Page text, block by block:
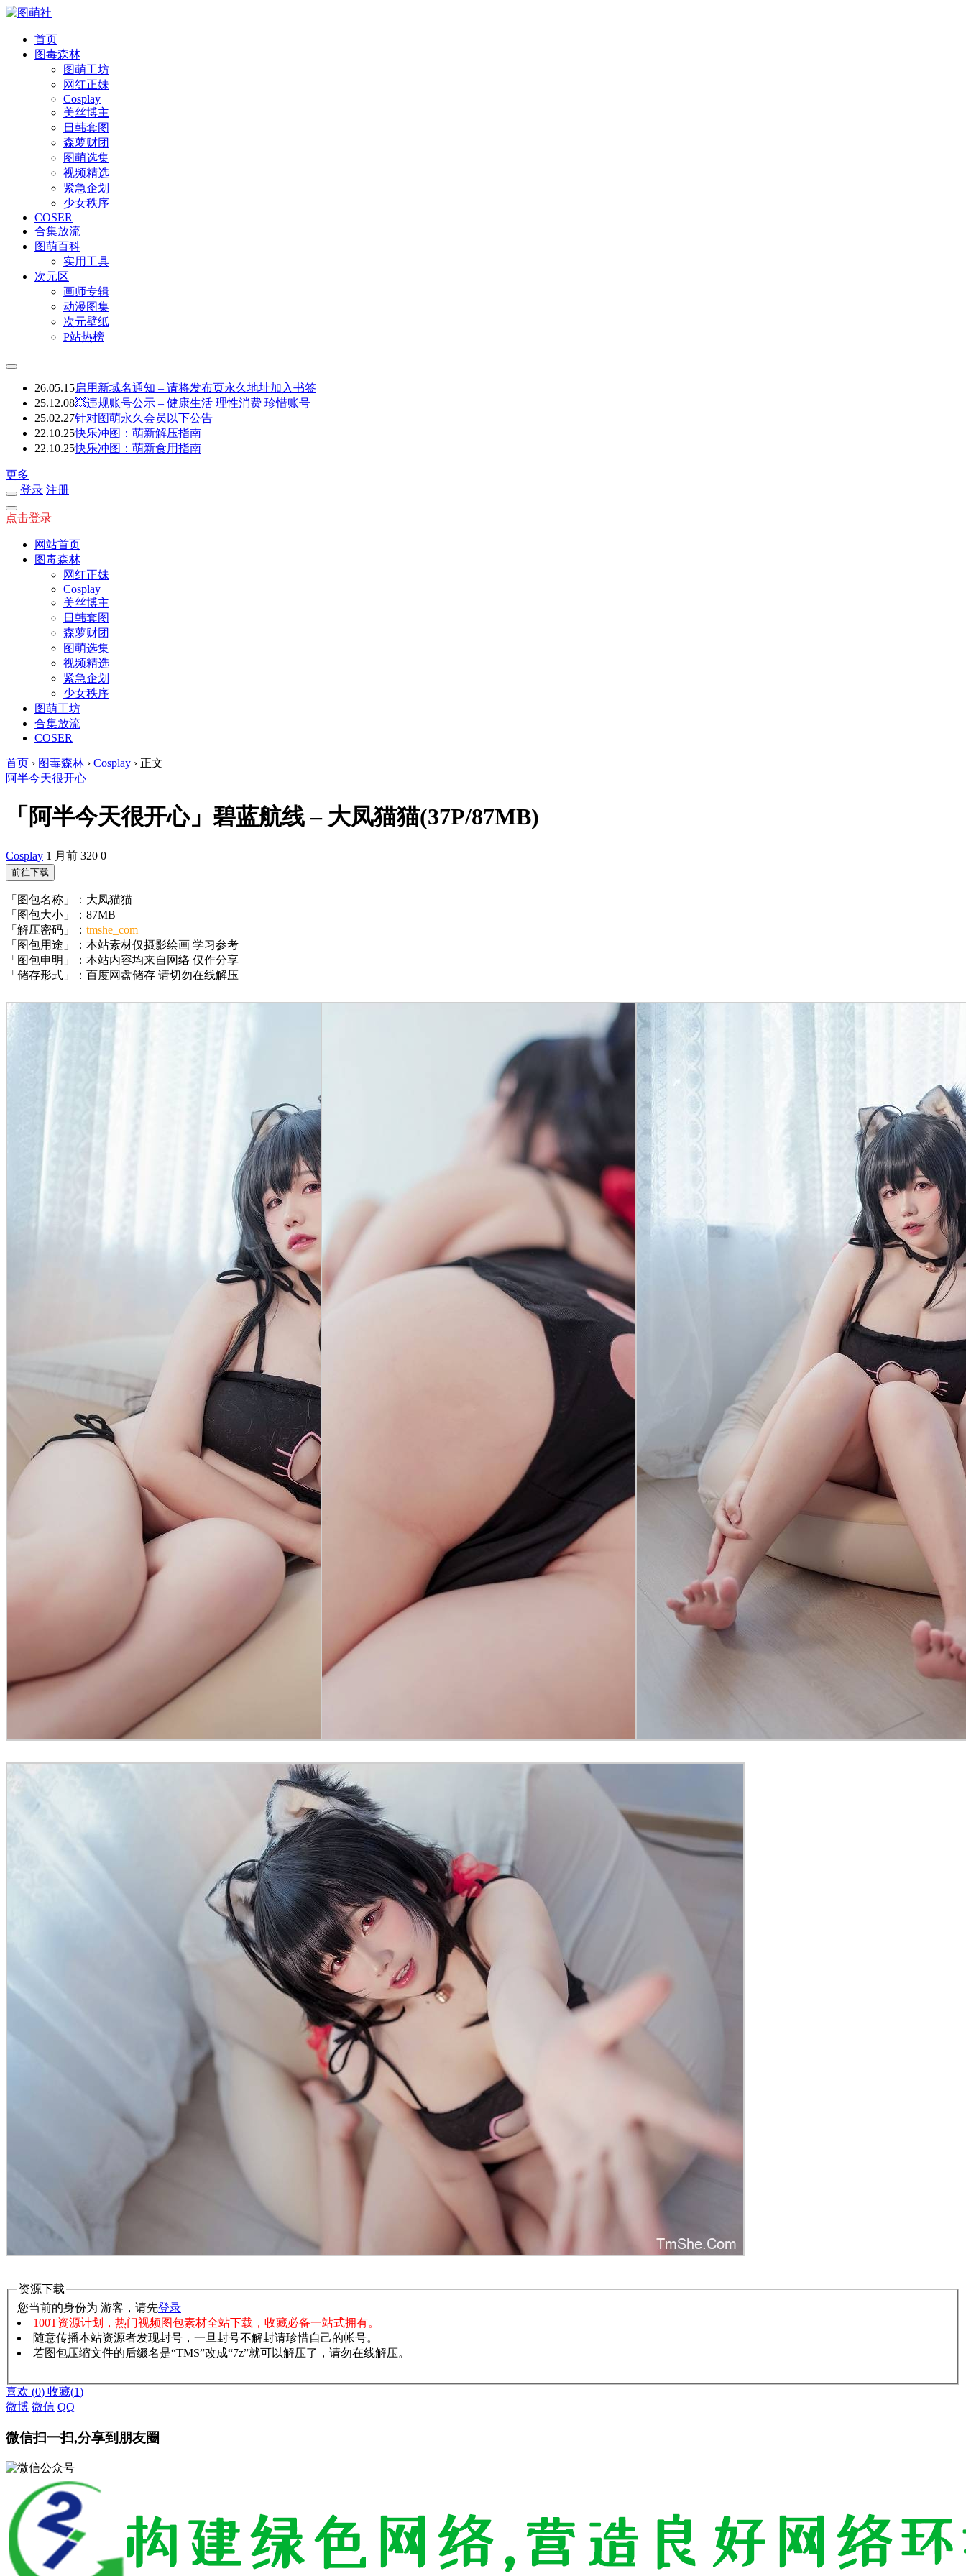
首页
图毒森林
图萌工坊
网红正妹
Cosplay
美丝博主
日韩套图
森萝财团
图萌选集
视频精选
紧急企划
少女秩序
COSER
合集放流
图萌百科
实用工具
次元区
画师专辑
动漫图集
次元壁纸
P站热榜
26.05.15启用新域名通知 – 请将发布页永久地址加入书签
25.12.08💥违规账号公示 – 健康生活 理性消费 珍惜账号
25.02.27针对图萌永久会员以下公告
22.10.25快乐冲图：萌新解压指南
22.10.25快乐冲图：萌新食用指南
更多
登录 注册
点击登录
网站首页
图毒森林
网红正妹
Cosplay
美丝博主
日韩套图
森萝财团
图萌选集
视频精选
紧急企划
少女秩序
图萌工坊
合集放流
COSER
首页 › 图毒森林 › Cosplay › 正文
阿半今天很开心
「阿半今天很开心」碧蓝航线 – 大凤猫猫(37P/87MB)
Cosplay 1 月前 320 0
前往下载
「图包名称」：大凤猫猫
「图包大小」：87MB
「解压密码」： tmshe_com
「图包用途」：本站素材仅摄影绘画 学习参考
「图包申明」：本站内容均来自网络 仅作分享
「储存形式」：百度网盘储存 请切勿在线解压
资源下载
您当前的身份为 游客，请先登录
100T资源计划，热门视频图包素材全站下载，收藏必备一站式拥有。
随意传播本站资源者发现封号，一旦封号不解封请珍惜自己的帐号。
若图包压缩文件的后缀名是“TMS”改成“7z”就可以解压了，请勿在线解压。
喜欢 (0) 收藏(1)
微博 微信 QQ
微信扫一扫,分享到朋友圈